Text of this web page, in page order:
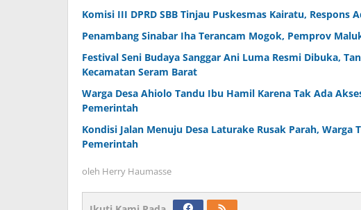
Komisi III DPRD SBB Tinjau Puskesmas Kairatu, Respons
Penambang Sinabar Iha Terancam Mogok, Pemprov
Festival Seni Budaya Sanggar Ani Luma Resmi Dibuka,
Kecamatan Seram Barat
Warga Desa Ahiolo Tandu Ibu Hamil Karena Tak Ada
Pemerintah
Kondisi Jalan Menuju Desa Laturake Rusak Parah,
Pemerintah
oleh Herry Haumasse